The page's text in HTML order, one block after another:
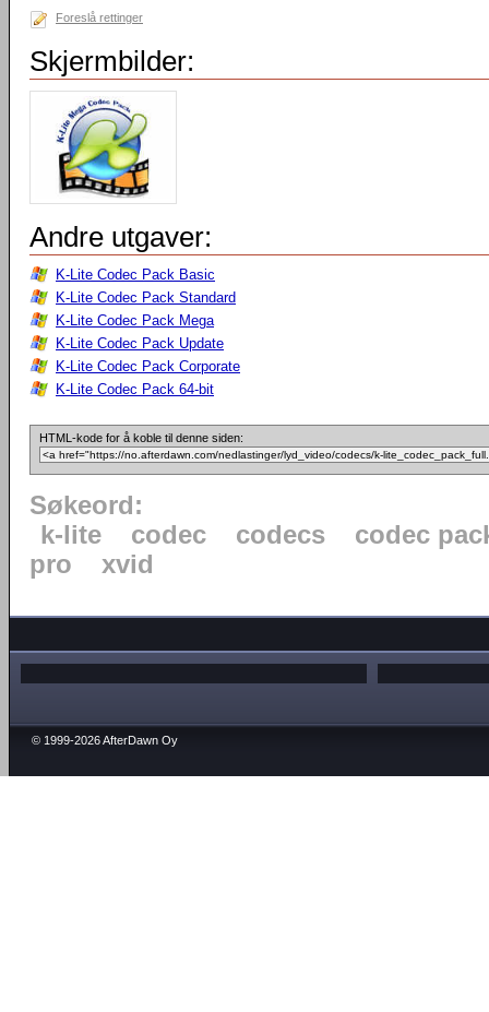
Foreslå rettinger
Skjermbilder:
Andre utgaver:
K-Lite Codec Pack Basic
K-Lite Codec Pack Standard
K-Lite Codec Pack Mega
K-Lite Codec Pack Update
K-Lite Codec Pack Corporate
K-Lite Codec Pack 64-bit
HTML-kode for å koble til denne siden:
Søkeord:
k-lite
codec codecs
codec
pro
xvid
© 1999-2026 AfterDawn Oy